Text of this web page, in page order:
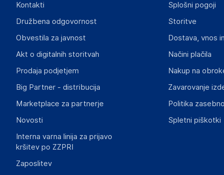
Gospodarski subjekt s sedežem v EU, ki zagotavlja
ul. Szkolna 6, 64-000 Racot
Poland
Slike o varnosti izdelka
Slike o varnosti izdelka vsebujejo opozorila na embalaži
Kontakti
Družbena odgovornost
Obvestila za javnost
Akt o digitalnih storitvah
Prodaja podjetjem
Big Partner - distribucija
Marketplace za partnerje
Novosti
Interna varna linija za prijavo
kršitev po ZZPRI
Zaposlitev
Splošni pogoji
Storitve
Dostava, vnos
Načini plačila
Nakup na
Zavarovanje
Politika
Spletni piškotki